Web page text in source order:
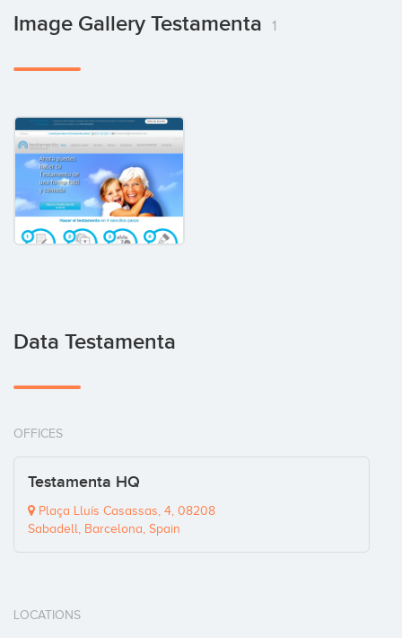
Image Gallery Testamenta 1
Data Testamenta
OFFICES
Testamenta HQ
Plaça Lluís Casassas, 4, 08208
Sabadell, Barcelona, Spain
LOCATIONS